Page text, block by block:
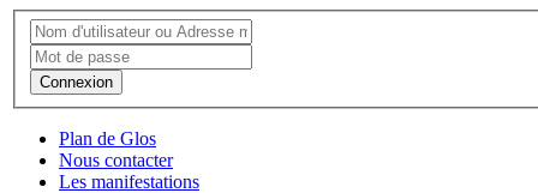
Connexion
Plan de Glos
Nous contacter
Les manifestations